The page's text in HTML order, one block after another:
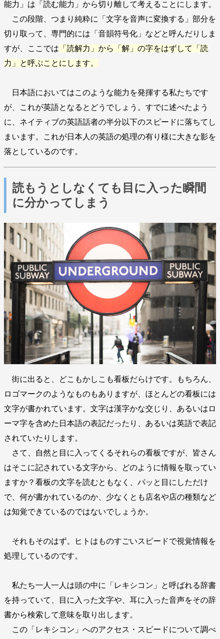
能力」は「読む能力」から切り離して考えることにします。
この段階、つまり純粋に「文字を音声に変換する」部分を
切り取って、専門的には「音韻符号化」などと呼んだりしま
すが、ここでは 「読解力」から「解」の字をはずして「読
力」と呼ぶことにします。
日本語においてはこのような能力を発揮する私たちです
が、これが英語となるとどうでしょう。すでに述べたよう
に、ネイティブの英語話者の半分以下のスピードに落ちてし
まいます。これが日本人の英語の処理の有り様に大きな影を
落としているのです。
読もうとしなくても目に入った瞬間
に分かってしまう
街に出ると、どこもかしこも看板だらけです。もちろん、
ロゴマークのようなものもありますが、ほとんどの看板には
文字が書かれています。文字は漢字かな交じり、あるいはロ
ーマ字を含めた日本語の表記だったり、あるいは英語で表記
されていたりします。
さて、自然と目に入ってくるそれらの看板ですが、皆さん
はそこに記されている文字から、どのように情報を取ってい
ますか？看板の文字を読むともなく、パッと目にしただけ
で、何が書かれているのか、少なくとも店名や店の種類など
は知覚できているのではないでしょうか。
それもそのはず。ヒトはものすごいスピードで視覚情報を
処理しているのです。
私たち一人一人は頭の中に「レキシコン」と呼ばれる辞書
を持っていて、目に入った文字や、耳に入った音声をその辞
書から検索して意味を取り出します。
この「レキシコン」へのアクセス・スピードについて調べ